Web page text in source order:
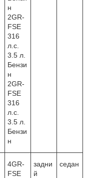
н
2GR-
FSE
316
л.с.
3.5 л.
Бензи
н
2GR-
FSE
316
л.с.
3.5 л.
Бензи
н
4GR-
FSE
задни
й
седан